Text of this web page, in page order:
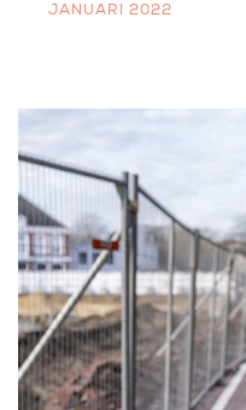
JANUARI 2022